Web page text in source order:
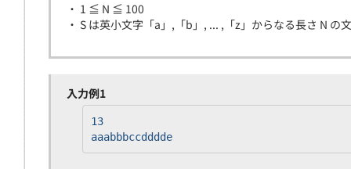
・ 1 ≦ N ≦ 100
・ S は英小文字「a」,「b」, ... ,「z」からなる長さ N の
入力例1
13
aaabbbccdddde